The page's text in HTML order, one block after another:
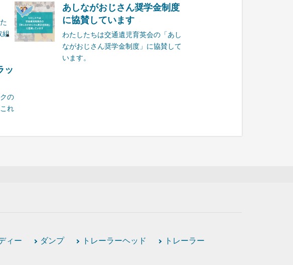
組
あしながおじさん奨学金制度
に協賛しています
わたしたちは交通遺児育英会の「あし
ながおじさん奨学金制度」に協賛して
います。
ッ
の
れ
ィー ダンプ トレーラーヘッド
トレーラー